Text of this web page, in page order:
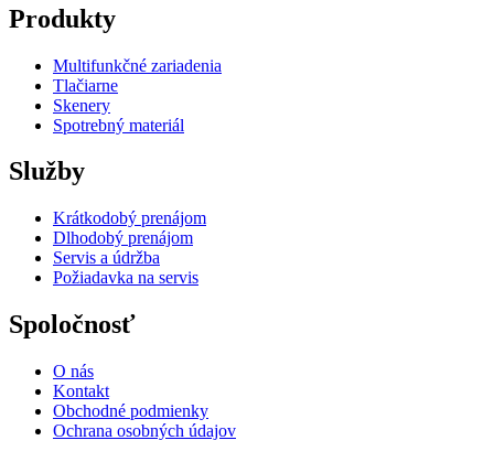
Produkty
Multifunkčné zariadenia
Tlačiarne
Skenery
Spotrebný materiál
Služby
Krátkodobý prenájom
Dlhodobý prenájom
Servis a údržba
Požiadavka na servis
Spoločnosť
O nás
Kontakt
Obchodné podmienky
Ochrana osobných údajov